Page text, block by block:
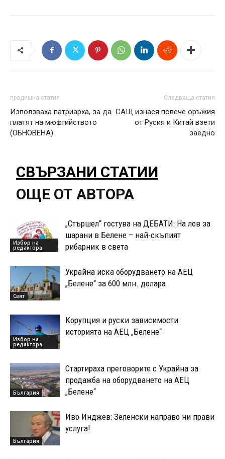
предишна статия
Използваха патриарха, за да
платят на мюфтийството
(ОБНОВЕНА)
Следваща статия
САЩ изнася повече оръжия
от Русия и Китай взети
заедно
СВЪРЗАНИ СТАТИИ
ОЩЕ ОТ АВТОРА
Избор на
редактора
„Стършел“ гостува на ДЕБАТИ: На лов за
шарани в Белене – най-скъпият
рибарник в света
Свят
Украйна иска оборудването на АЕЦ
„Белене“ за 600 млн. долара
Избор на
редактора
Корупция и руски зависимости:
историята на АЕЦ „Белене“
България
Стартираха преговорите с Украйна за
продажба на оборудването на АЕЦ
„Белене“
България
Иво Инджев: Зеленски направо ни прави
услуга!